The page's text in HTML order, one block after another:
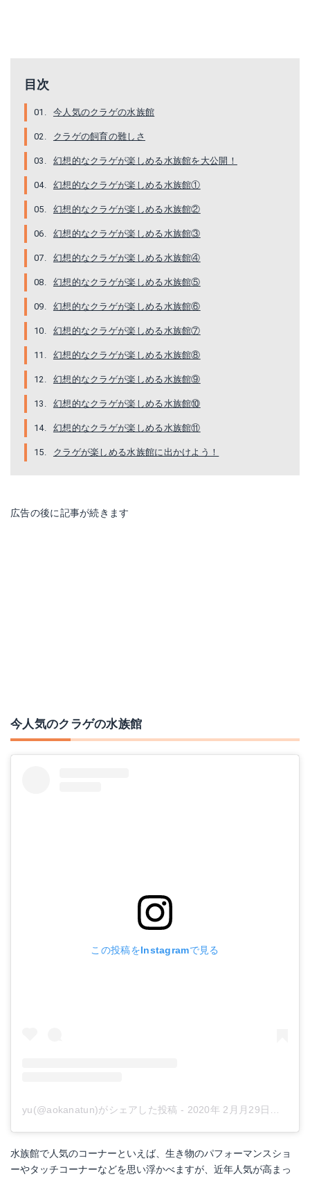
目次
今人気のクラゲの水族館
クラゲの飼育の難しさ
幻想的なクラゲが楽しめる水族館を大公開！
幻想的なクラゲが楽しめる水族館①
幻想的なクラゲが楽しめる水族館②
幻想的なクラゲが楽しめる水族館③
幻想的なクラゲが楽しめる水族館④
幻想的なクラゲが楽しめる水族館⑤
幻想的なクラゲが楽しめる水族館⑥
幻想的なクラゲが楽しめる水族館⑦
幻想的なクラゲが楽しめる水族館⑧
幻想的なクラゲが楽しめる水族館⑨
幻想的なクラゲが楽しめる水族館⑩
幻想的なクラゲが楽しめる水族館⑪
クラゲが楽しめる水族館に出かけよう！
広告の後に記事が続きます
今人気のクラゲの水族館
この投稿をInstagramで見る
yu(@aokanatun)がシェアした投稿 - 2020年 2月月29日午前5時47分PST
水族館で人気のコーナーといえば、生き物のパフォーマンスショ
ーやタッチコーナーなどを思い浮かべますが、近年人気が高まっ